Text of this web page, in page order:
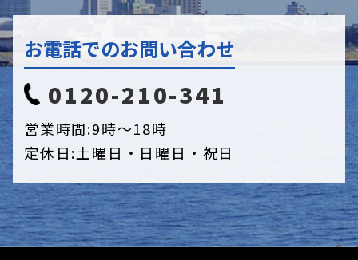
お電話でのお問い合わせ
0120-210-341
営業時間:9時〜18時
定休日:土曜日・日曜日・祝日